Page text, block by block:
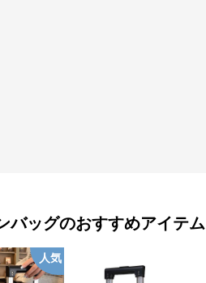
バッグのおすすめアイテム
人気